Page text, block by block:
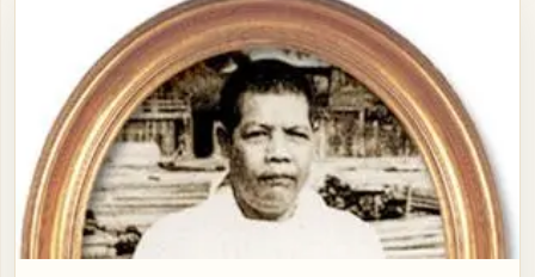
ส่วนกุศลเค้าบ้าง มันก็เดินบ่นกันมา ไอ้บ้างกูก็หิวมาก ไอ้บ้างกู
ก็หิวน้อย ไอ้บ้างข้าก็ไม่ค่อยหิว ทีนี้ไอ้ลูกหลานหรือพี่ น้อง
วงศ์ตระกูลของตนทำบุญใส่บาตรอยู่ที่วัดนั่นน่ะ มันก็มา
ชะเง้อคอยมอง ไอ้พวกผี พวกเปรต พวกปีศาจเหล่านั้น มัน
มา ชะเง้อคอยมองว่า เค้าจะกรวดน้ำให้เราบ้างมั้ย มันคอย
มองอยู่ อย่างนั้นนะ พอเค้ากรวดน้ำให้มัน มันก็ดีไจ ข้าได้กิน
อิ่ม ลูก หลานข้าอุทิศให้ มันก็ดีใจทีเดียว มันก็ให้ศีลให้พรไป
ให้ศีลให้ พรกับลูกหลาน ให้ความเจริญกับลูกหลาน ถ้าเผื่อว่า